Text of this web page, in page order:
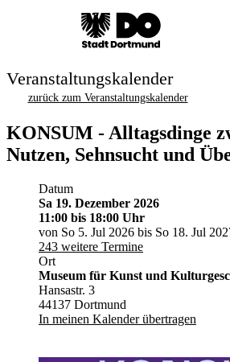
Veranstaltungskalender
zurück zum Veranstaltungskalender
KONSUM - Alltagsdinge
Nutzen, Sehnsucht und
Datum
Sa 19. Dezember 2026
11:00 bis 18:00 Uhr
von So 5. Jul 2026 bis So 18. Jul
243 weitere Termine
Ort
Museum für Kunst und
Hansastr. 3
44137 Dortmund
In meinen Kalender übertragen